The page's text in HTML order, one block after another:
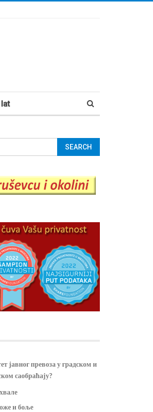
lat
јавног превоза у градском и
саобраћају?
и боље